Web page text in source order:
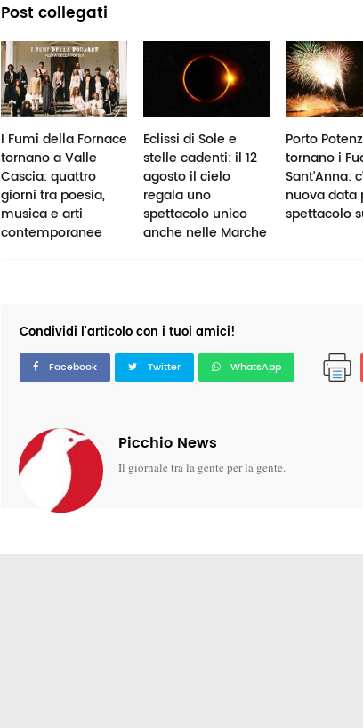
Post collegati
I Fumi della Fornace
tornano a Valle
Cascia: quattro
giorni tra poesia,
musica e arti
contemporanee
Eclissi di Sole e
stelle cadenti: il 12
agosto il cielo
regala uno
spettacolo unico
anche nelle Marche
Porto
tornano i
Sant'Anna:
nuova data
spettacolo
Condividi l'articolo con i tuoi amici!
Facebook Twitter WhatsApp
Picchio News
Il giornale tra la gente per la gente.